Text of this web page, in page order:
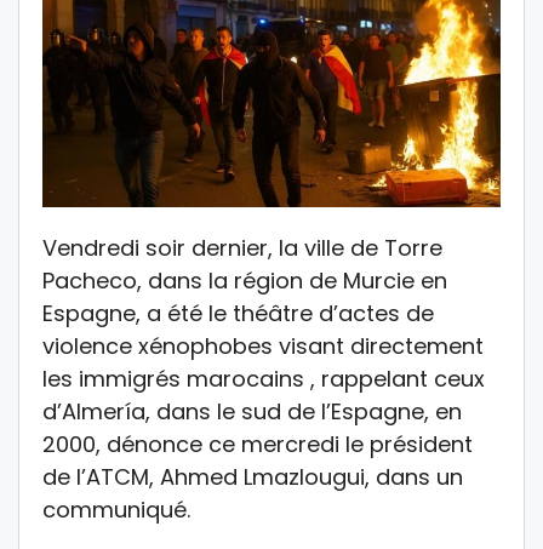
Vendredi soir dernier, la ville de Torre
Pacheco, dans la région de Murcie en
Espagne, a été le théâtre d’actes de
violence xénophobes visant directement
les immigrés marocains , rappelant ceux
d’Almería, dans le sud de l’Espagne, en
2000, dénonce ce mercredi le président
de l’ATCM, Ahmed Lmazlougui, dans un
communiqué.